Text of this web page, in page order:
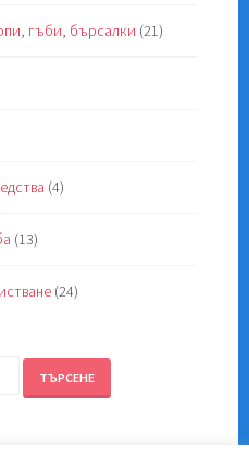
гъби, бърсалки (21)
(4)
(13)
(24)
ТЪРСЕНЕ